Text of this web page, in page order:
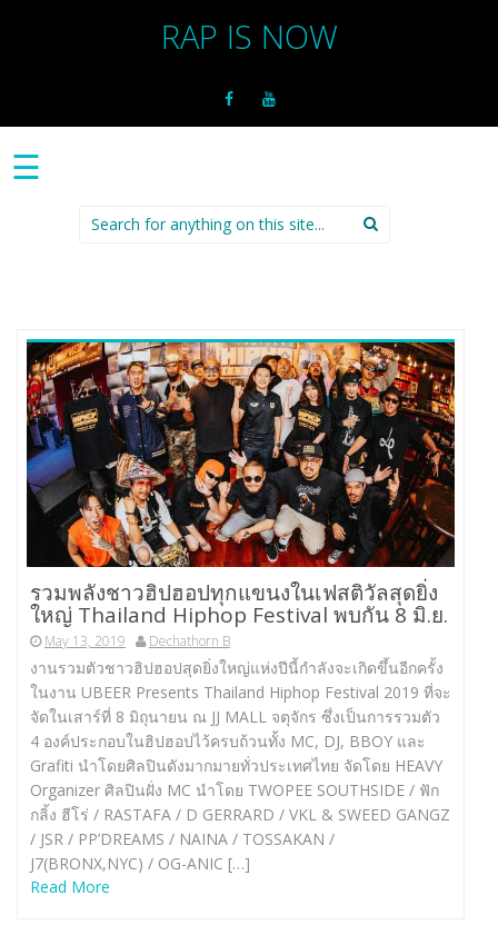
RAP IS NOW
☰
Search
for:
รวมพลังชาวฮิปฮอปทุกแขนงในเฟสติวัลสุดยิ่ง
ใหญ่ Thailand Hiphop Festival พบกัน 8 มิ.ย.
May 13, 2019 Dechathorn B
งานรวมตัวชาวฮิปฮอปสุดยิ่งใหญ่แห่งปีนี้กำลังจะเกิดขึ้นอีกครั้ง
ในงาน UBEER Presents Thailand Hiphop Festival 2019 ที่จะ
จัดในเสาร์ที่ 8 มิถุนายน ณ JJ MALL จตุจักร ซึ่งเป็นการรวมตัว
4 องค์ประกอบในฮิปฮอปไว้ครบถ้วนทั้ง MC, DJ, BBOY และ
Grafiti นำโดยศิลปินดังมากมายทั่วประเทศไทย จัดโดย HEAVY
Organizer ศิลปินฝั่ง MC นำโดย TWOPEE SOUTHSIDE / ฟัก
กลิ้ง ฮีโร่ / RASTAFA / D GERRARD / VKL & SWEED GANGZ
/ JSR / PP’DREAMS / NAINA / TOSSAKAN /
J7(BRONX,NYC) / OG-ANIC […]
Read More